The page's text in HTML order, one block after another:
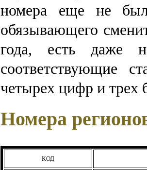
номера еще не
обязывающего
года, есть даже
соответствующие
четырех цифр и трех
Номера
КОД